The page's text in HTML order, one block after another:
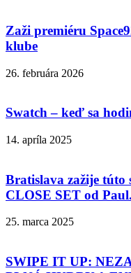
Zaži premiéru
klube
26. februára 2026
Swatch – keď sa
14. apríla 2025
Bratislava zažije
CLOSE SET od
25. marca 2025
SWIPE IT UP: